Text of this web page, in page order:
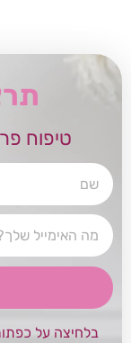
טיפוח
בלחיצה על